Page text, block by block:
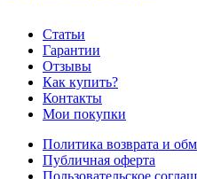
Статьи
Гарантии
Отзывы
Как купить?
Контакты
Мои покупки
Политика возврата и
Публичная оферта
Пользовательское